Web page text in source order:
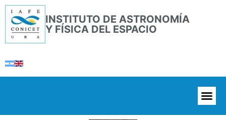
INSTITUTO DE ASTRONOMÍA
Y FÍSICA DEL ESPACIO